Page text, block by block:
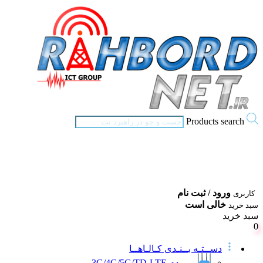
Products search
کاربری ورود / ثبت نام
سبد خرید خالی است
سبد خرید
0
دســتـه بــنـدی کـالـاهــا